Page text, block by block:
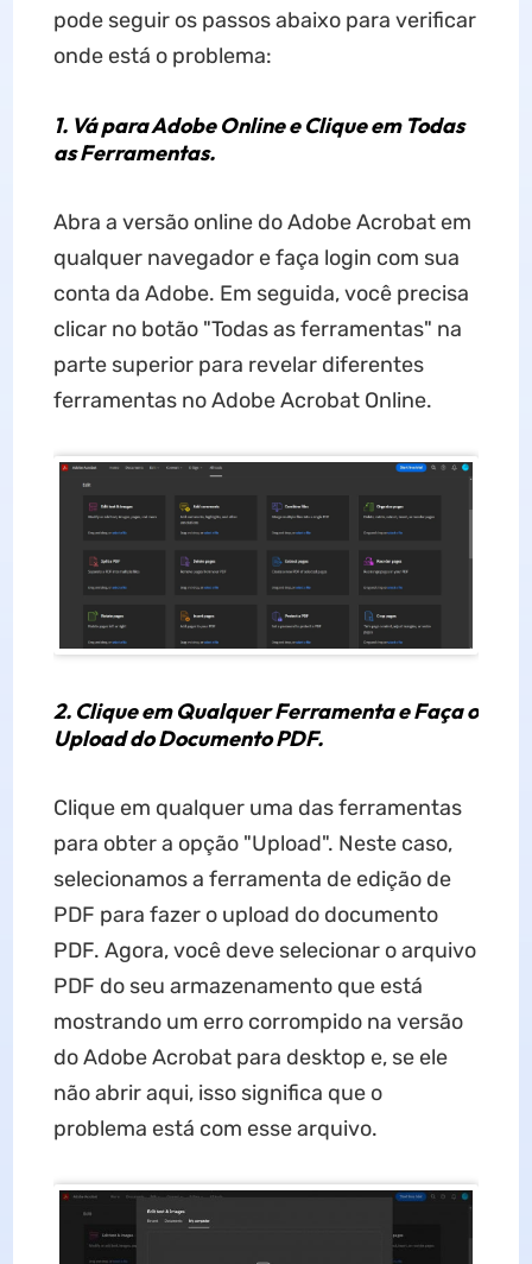
pode seguir os passos abaixo para verificar
onde está o problema:
1. Vá para Adobe Online e Clique em Todas
as Ferramentas.
Abra a versão online do Adobe Acrobat em
qualquer navegador e faça login com sua
conta da Adobe. Em seguida, você precisa
clicar no botão "Todas as ferramentas" na
parte superior para revelar diferentes
ferramentas no Adobe Acrobat Online.
2. Clique em Qualquer Ferramenta e Faça o
Upload do Documento PDF.
Clique em qualquer uma das ferramentas
para obter a opção "Upload". Neste caso,
selecionamos a ferramenta de edição de
PDF para fazer o upload do documento
PDF. Agora, você deve selecionar o arquivo
PDF do seu armazenamento que está
mostrando um erro corrompido na versão
do Adobe Acrobat para desktop e, se ele
não abrir aqui, isso significa que o
problema está com esse arquivo.